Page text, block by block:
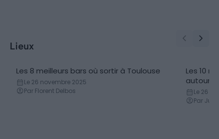
Lieux
Bars et restaurants
Les 8 meilleurs bars où sortir à Toulouse
Le 26 novembre 2025
Par Florent Delbos
Sites
Les 10
autour
Le 26
Par